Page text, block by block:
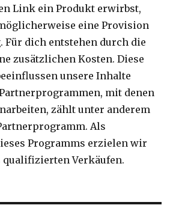
Link ein Produkt erwirbst,
eine Provision
Für dich entstehen durch die
zusätzlichen Kosten. Diese
unsere Inhalte
mit denen
zählt unter anderem
Als
Programms erzielen wir
qualifizierten Verkäufen.